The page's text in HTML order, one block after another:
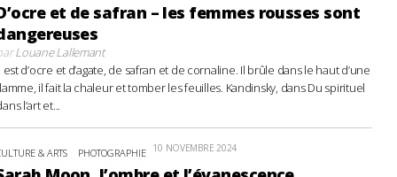
et de safran – les femmes rousses sont
Louane Lallemant
est d’ocre et d’agate, de safran et de cornaline. Il brûle dans le haut d’une
il fait la chaleur et tomber les feuilles. Kandinsky, dans Du spirituel
l’art et...
& ARTS PHOTOGRAPHIE 10 NOVEMBRE 2024